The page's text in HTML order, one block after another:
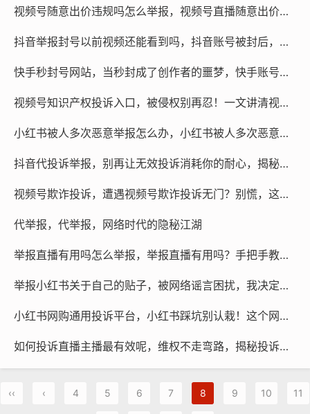
视频号随意出价违规吗怎么举报，视频号直播随意出价可能已违规，遇到这种情况怎么办？
抖音举报封号以前视频还能看到吗，抖音账号被封后，以前的视频到底去哪了？答案和你想的不一样
快手秒封号网站，当秒封成了创作者的噩梦，快手账号异常封禁背后的自救与他援
视频号知识产权投诉入口，被侵权别再忍！一文讲清视频号知识产权投诉入口与高效维权路径
小红书被人多次恶意举报怎么办，小红书被人多次恶意举报，这三步自救法比申诉更管用
抖音代投诉举报，别再让无效投诉消耗你的耐心，揭秘抖音代投诉举报背后的专业力量
视频号欺诈投诉，遭遇视频号欺诈投诉无门？别慌，这份自救与维权指南请收好
代举报，代举报，网络时代的隐秘江湖
举报直播有用吗怎么举报，举报直播有用吗？手把手教你正确维权
举报小红书关于自己的贴子，被网络谣言困扰，我决定亲手斩断这场莫须有的风暴
小红书网购通用投诉平台，小红书踩坑别认栽！这个网购通用投诉平台是你最后的维权底牌
如何投诉直播主播最有效呢，维权不走弯路，揭秘投诉直播主播最高效的策略
‹‹ ‹ 4 5 6 7 8 9 10 11